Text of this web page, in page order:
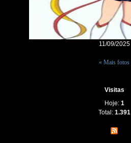
11/09/2025
« Mais fotos
Visitas
Hoje: 1
Total: 1.391